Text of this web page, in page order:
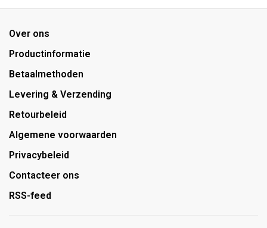
Over ons
Productinformatie
Betaalmethoden
Levering & Verzending
Retourbeleid
Algemene voorwaarden
Privacybeleid
Contacteer ons
RSS-feed